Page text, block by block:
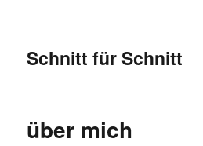
Schnitt für Schnitt
über mich